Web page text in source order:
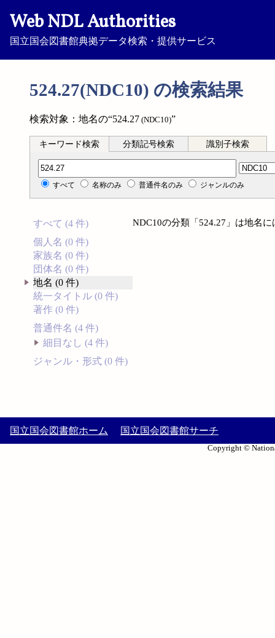
Web NDL Authorities
国立国会図書館典拠データ検索・提供サービス
524.27(NDC10) の検索結果
検索対象：地名の“524.27 (NDC10)”
キーワード検索 分類記号検索 識別子検索
分類記号検索
すべて 名称のみ 普通件名のみ ジャンルのみ
すべて (4 件)
個人名 (0 件)
家族名 (0 件)
団体名 (0 件)
地名 (0 件)
統一タイトル (0 件)
著作 (0 件)
普通件名 (4 件)
細目なし (4 件)
ジャンル・形式 (0 件)
NDC10の分類「524.27」は地名
国立国会図書館ホーム 国立国会図書館サーチ
Copyright ©